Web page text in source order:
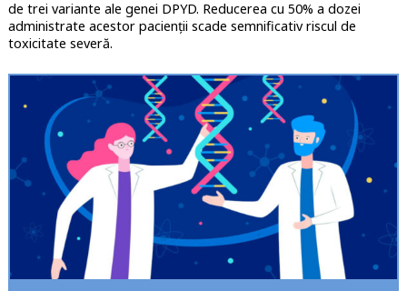
de trei variante ale genei DPYD. Reducerea cu 50% a dozei
administrate acestor pacienții scade semnificativ riscul de
toxicitate severă.